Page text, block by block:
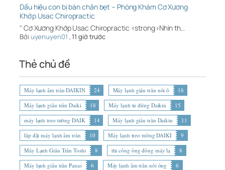
Dấu hiệu con bị bàn chân bẹt – Phòng Khám Cơ Xương
Khớp Usac Chiropractic
" Cơ Xương Khớp Usac Chiropractic <strong>Nhìn th…
Bởi uyenuyen01 ,11 giờ trước
Thẻ chủ đề
Máy lạnh âm trần DAIKIN 24 Máy lạnh giấu trần nối ố
18
Máy lạnh giấu trần Daiki
18 Máy lạnh tủ đứng Daikin
15
máy lạnh treo tường DAIK
14 Máy lạnh giấu trần Daikin
11
lắp đặt máy lạnh âm trần
10 Máy lạnh treo tường DAIKI
9
Máy Lạnh Giấu Trần Toshi
8 thi công ống đồng máy lạ
8
Máy lạnh giấu trần Panas
6 Máy lạnh âm trần nối ống
6